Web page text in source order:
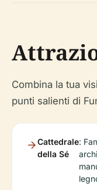
Combina la tua
punti salienti di
Cattedrale
della Sé
: